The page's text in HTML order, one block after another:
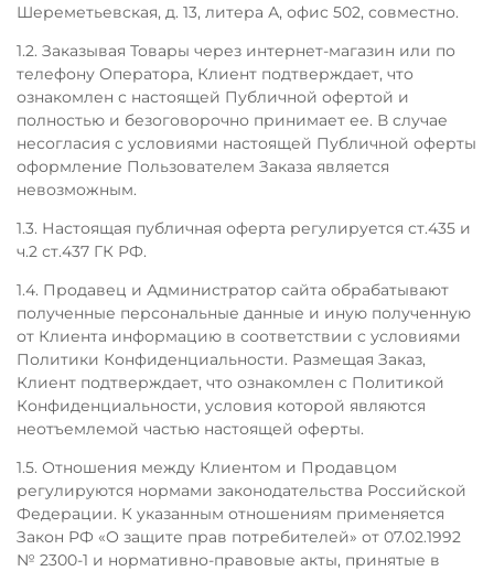
Шереметьевская, д. 13, литера А, офис 502, совместно.
1.2. Заказывая Товары через интернет-магазин или по
телефону Оператора, Клиент подтверждает, что
ознакомлен с настоящей Публичной офертой и
полностью и безоговорочно принимает ее. В случае
несогласия с условиями настоящей Публичной оферты
оформление Пользователем Заказа является
невозможным.
1.3. Настоящая публичная оферта регулируется ст.435 и
ч.2 ст.437 ГК РФ.
1.4. Продавец и Администратор сайта обрабатывают
полученные персональные данные и иную полученную
от Клиента информацию в соответствии с условиями
Политики Конфиденциальности. Размещая Заказ,
Клиент подтверждает, что ознакомлен с Политикой
Конфиденциальности, условия которой являются
неотъемлемой частью настоящей оферты.
1.5. Отношения между Клиентом и Продавцом
регулируются нормами законодательства Российской
Федерации. К указанным отношениям применяется
Закон РФ «О защите прав потребителей» от 07.02.1992
№ 2300-1 и нормативно-правовые акты, принятые в